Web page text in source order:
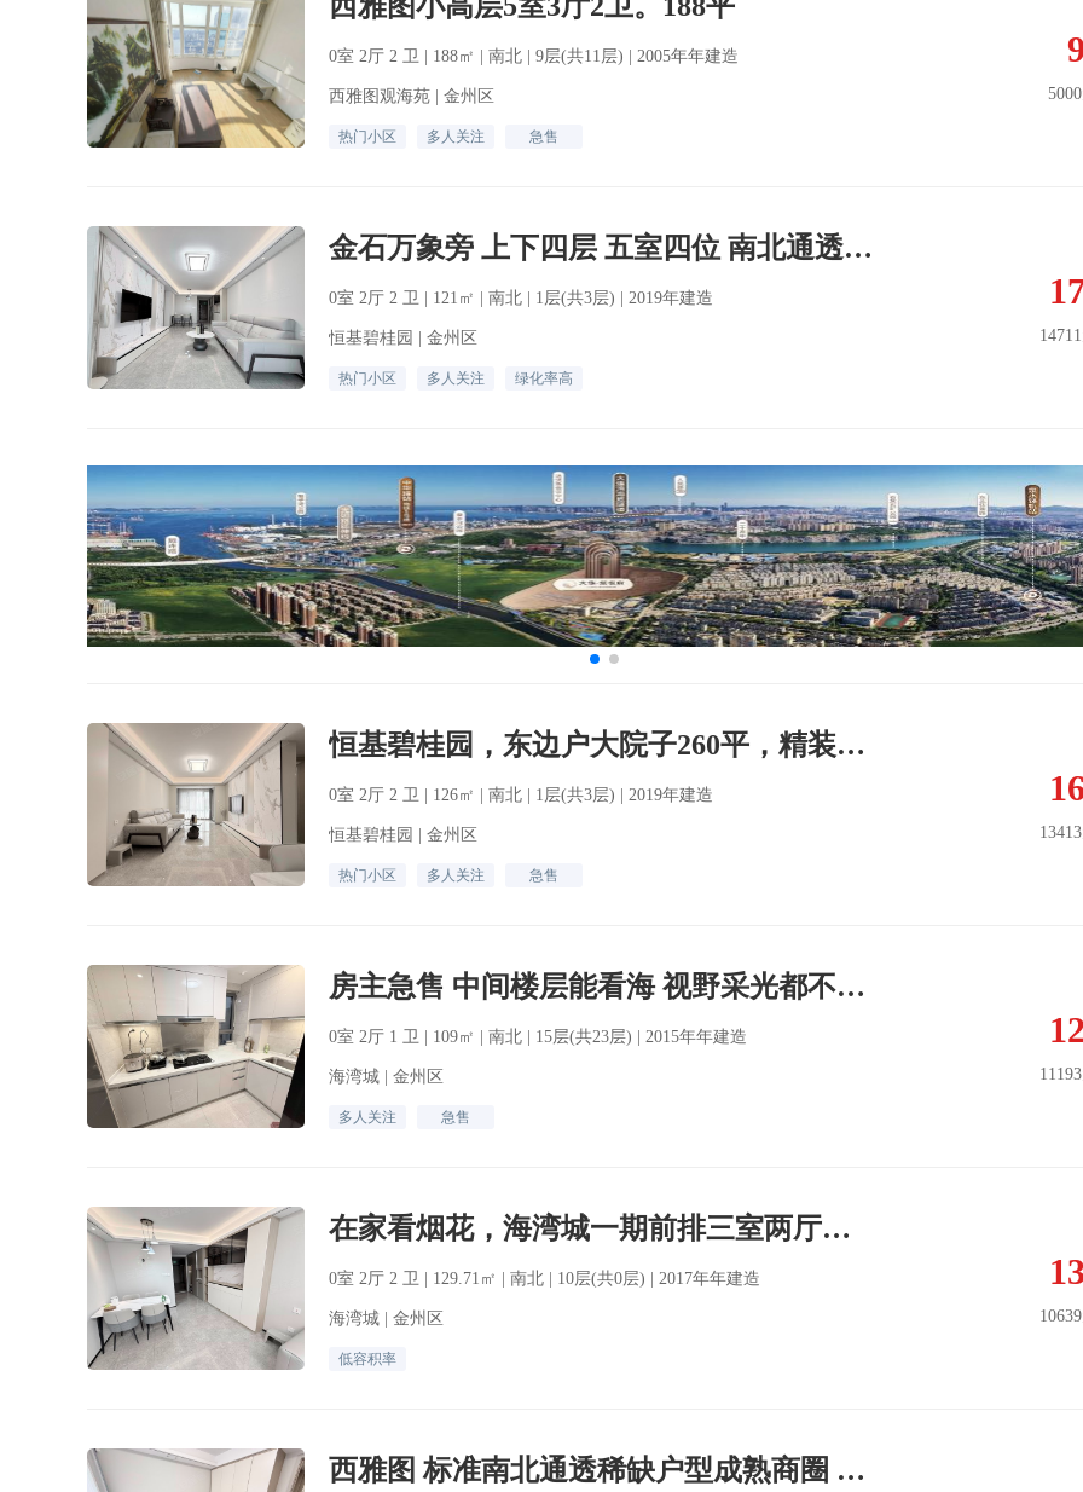
0室 2厅 2 卫 | 188㎡ | 南北 | 9层(共11层) | 2005年年建造
西雅图观海苑 | 金州区
热门小区 多人关注 急售
金石万象旁 上下四层 五室四位 南北通透 前后花园 有钥匙
0室 2厅 2 卫 | 121㎡ | 南北 | 1层(共3层) | 2019年建造
恒基碧桂园 | 金州区
热门小区 多人关注 绿化率高
恒基碧桂园，东边户大院子260平，精装修，小区中心位置
0室 2厅 2 卫 | 126㎡ | 南北 | 1层(共3层) | 2019年建造
恒基碧桂园 | 金州区
热门小区 多人关注 急售
房主急售 中间楼层能看海 视野采光都不挡 近小区出口拎包入住
0室 2厅 1 卫 | 109㎡ | 南北 | 15层(共23层) | 2015年年建造
海湾城 | 金州区
多人关注 急售
在家看烟花，海湾城一期前排三室两厅精装修，中间楼层，随时可看
0室 2厅 2 卫 | 129.71㎡ | 南北 | 10层(共0层) | 2017年年建造
海湾城 | 金州区
低容积率
西雅图 标准南北通透稀缺户型成熟商圈 业主急售